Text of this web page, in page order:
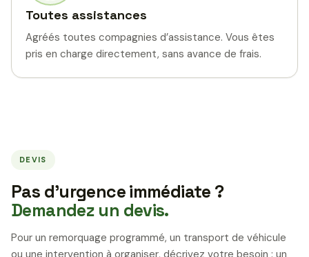
Toutes assistances
Agréés toutes compagnies d’assistance. Vous êtes
pris en charge directement, sans avance de frais.
DEVIS
Pas d’urgence immédiate ?
Demandez un devis.
Pour un remorquage programmé, un transport de véhicule
ou une intervention à organiser, décrivez votre besoin : un